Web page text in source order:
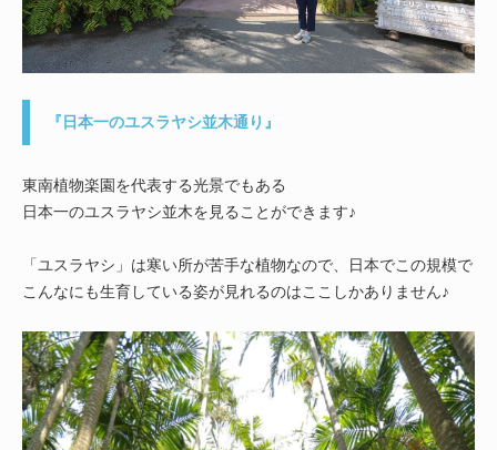
『日本一のユスラヤシ並木通り』
東南植物楽園を代表する光景でもある
日本一のユスラヤシ並木を見ることができます♪
「ユスラヤシ」は寒い所が苦手な植物なので、日本でこの規模で
こんなにも生育している姿が見れるのはここしかありません♪